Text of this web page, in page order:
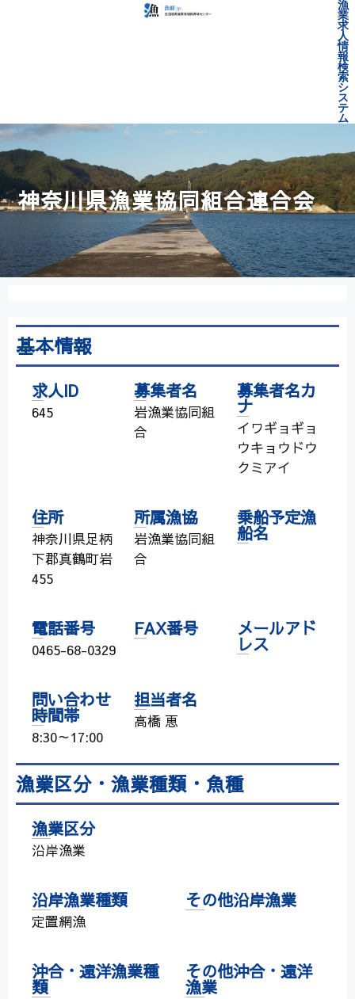
漁
業
求
人
情
報
検
索
シ
ス
テ
ム
神奈川県漁業協同組合連合会
基本情報
求人ID
645
募集者名
岩漁業協同組
合
募集者名カ
ナ
イワギョギョ
ウキョウドウ
クミアイ
住所
神奈川県足柄
下郡真鶴町岩
455
所属漁協
岩漁業協同組
合
乗船予定漁
船名
電話番号
0465-68-0329
FAX番号 メールアド
レス
問い合わせ
時間帯
8:30～17:00
担当者名
高橋 恵
漁業区分・漁業種類・魚種
漁業区分
沿岸漁業
沿岸漁業種類
定置網漁
その他沿岸漁業
沖合・遠洋漁業種
類
その他沖合・遠洋
漁業